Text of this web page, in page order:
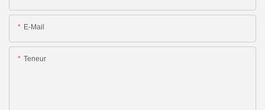
E-Mail
Teneur